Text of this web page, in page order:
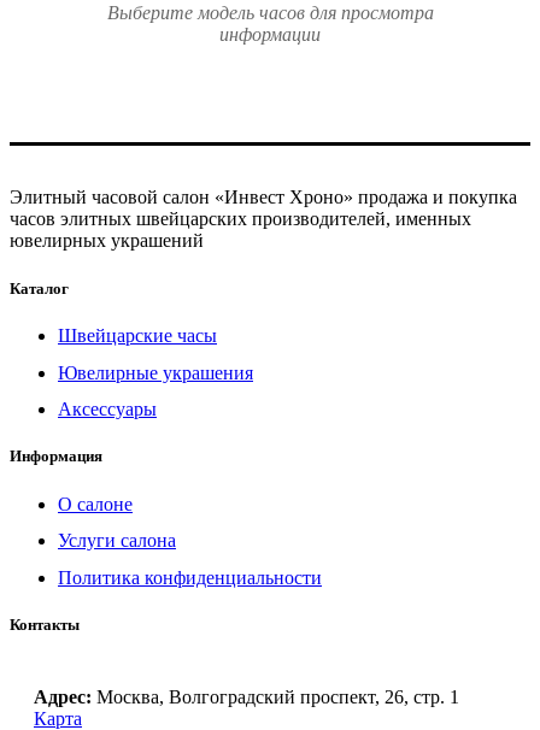
Выберите модель часов для просмотра
информации
Элитный часовой салон «Инвест Хроно» продажа и покупка
часов элитных швейцарских производителей, именных
ювелирных украшений
Каталог
Швейцарские часы
Ювелирные украшения
Аксессуары
Информация
О салоне
Услуги салона
Политика конфиденциальности
Контакты
Адрес: Москва, Волгоградский проспект, 26, стр. 1
Карта